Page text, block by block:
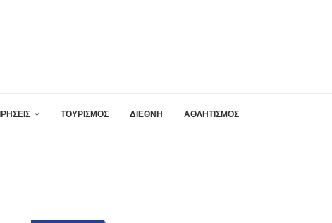
ΤΟΥΡΙΣΜΟΣ ΔΙΕΘΝΗ ΑΘΛΗΤΙΣΜΟΣ